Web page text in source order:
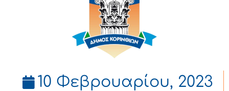
10 Φεβρουαρίου, 2023